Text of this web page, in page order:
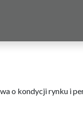
o.o.
o kondycji rynku i